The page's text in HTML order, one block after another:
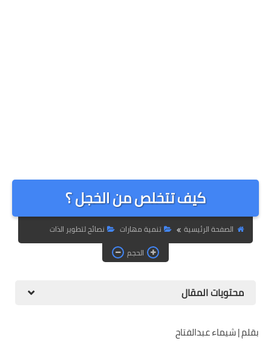
كيف تتخلص من الخجل ؟
الصفحة الرئيسية تنمية مهارات
نصائح لتطوير الذات
الحجم
محتويات المقال
بقلم | شيماء عبدالفتاح